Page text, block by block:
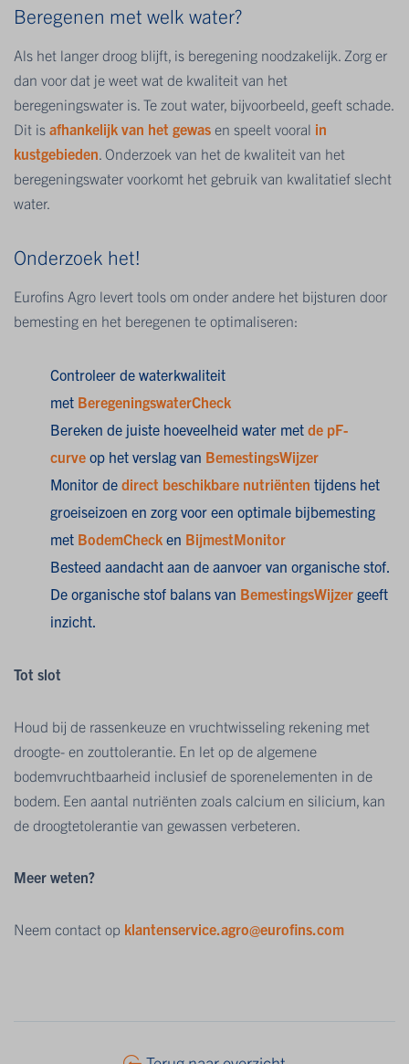
Beregenen met welk water?
Als het langer droog blijft, is beregening noodzakelijk. Zorg er
dan voor dat je weet wat de kwaliteit van het
beregeningswater is. Te zout water, bijvoorbeeld, geeft schade.
Dit is afhankelijk van het gewas en speelt vooral in
kustgebieden . Onderzoek van het de kwaliteit van het
beregeningswater voorkomt het gebruik van kwalitatief slecht
water.
Onderzoek het!
Eurofins Agro levert tools om onder andere het bijsturen door
bemesting en het beregenen te optimaliseren:
Controleer de waterkwaliteit
met BeregeningswaterCheck
Bereken de juiste hoeveelheid water met de pF-
curve op het verslag van BemestingsWijzer
Monitor de direct beschikbare nutriënten tijdens het
groeiseizoen en zorg voor een optimale bijbemesting
met BodemCheck en BijmestMonitor
Besteed aandacht aan de aanvoer van organische stof.
De organische stof balans van BemestingsWijzer geeft
inzicht.
Tot slot
Houd bij de rassenkeuze en vruchtwisseling rekening met
droogte- en zouttolerantie. En let op de algemene
bodemvruchtbaarheid inclusief de sporenelementen in de
bodem. Een aantal nutriënten zoals calcium en silicium, kan
de droogtetolerantie van gewassen verbeteren.
Meer weten?
Neem contact op klantenservice.agro@eurofins.com